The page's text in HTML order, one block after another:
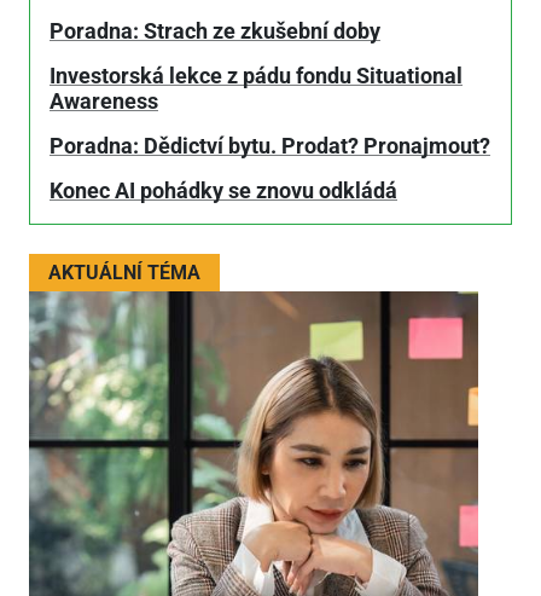
Poradna: Strach ze zkušební doby
Investorská lekce z pádu fondu Situational
Awareness
Poradna: Dědictví bytu. Prodat? Pronajmout?
Konec AI pohádky se znovu odkládá
AKTUÁLNÍ TÉMA